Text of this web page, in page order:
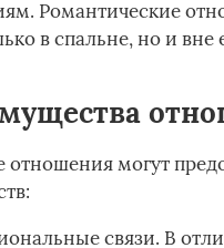
Романтические
в спальне, но и вне
могут
связи. В